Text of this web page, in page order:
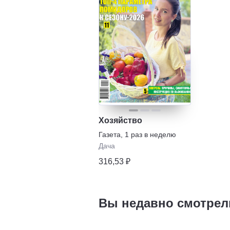
Хозяйство
Газета
1 раз в неделю
Дача
316,53 ₽
Вы недавно